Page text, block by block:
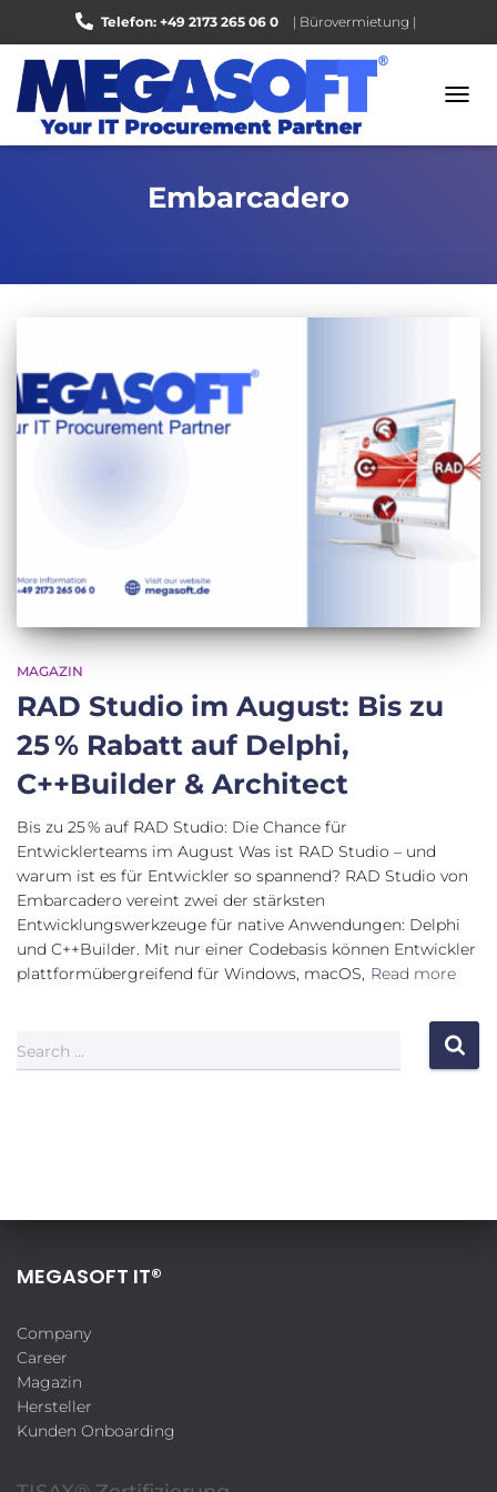
Telefon: +49 2173 265 06 0 | Bürovermietung |
Bewerten Sie uns auf Google |
Embarcadero
MAGAZIN
RAD Studio im August: Bis zu
25 % Rabatt auf Delphi,
C++Builder & Architect
Bis zu 25 % auf RAD Studio: Die Chance für
Entwicklerteams im August Was ist RAD Studio – und
warum ist es für Entwickler so spannend? RAD Studio von
Embarcadero vereint zwei der stärksten
Entwicklungswerkzeuge für native Anwendungen: Delphi
und C++Builder. Mit nur einer Codebasis können Entwickler
plattformübergreifend für Windows, macOS, Read more
Search …
MEGASOFT IT®
Company
Career
Magazin
Hersteller
Kunden Onboarding